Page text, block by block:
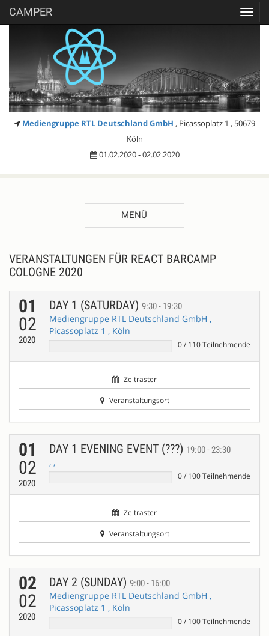
CAMPER
Mediengruppe RTL Deutschland GmbH , Picassoplatz 1 , 50679
Köln
01.02.2020 - 02.02.2020
MENÜ
VERANSTALTUNGEN FÜR REACT BARCAMP
COLOGNE 2020
01
02
2020
DAY 1 (SATURDAY) 9:30 - 19:30
Mediengruppe RTL Deutschland GmbH ,
Picassoplatz 1 , Köln
0/ 110Teilnehmende
Zeitraster
Veranstaltungsort
01
02
2020
DAY 1 EVENING EVENT (???) 19:00 - 23:30
, ,
0/ 100Teilnehmende
Zeitraster
Veranstaltungsort
02
02
2020
DAY 2 (SUNDAY) 9:00 - 16:00
Mediengruppe RTL Deutschland GmbH ,
Picassoplatz 1 , Köln
0/ 100Teilnehmende